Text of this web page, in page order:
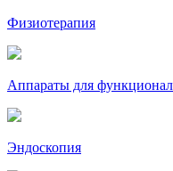
Физиотерапия
Аппараты для
Эндоскопия